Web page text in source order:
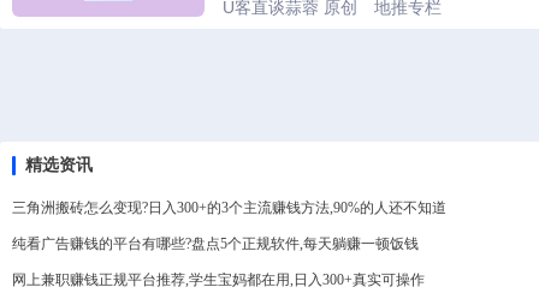
U客直谈蒜蓉 原创 地推专栏
精选资讯
三角洲搬砖怎么变现?日入300+的3个主流赚钱方法,90%的人还不知道
纯看广告赚钱的平台有哪些?盘点5个正规软件,每天躺赚一顿饭钱
网上兼职赚钱正规平台推荐,学生宝妈都在用,日入300+真实可操作